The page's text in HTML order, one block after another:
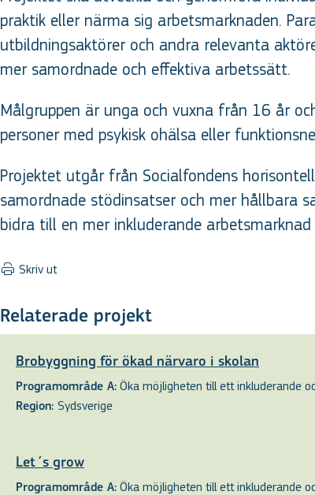
praktik eller närma sig arbetsmarknaden.
utbildningsaktörer och andra relevanta
mer samordnade och effektiva arbetssätt.
Målgruppen är unga och vuxna från 16 år
personer med psykisk ohälsa eller
Projektet utgår från Socialfondens
samordnade stödinsatser och mer hållbara
bidra till en mer inkluderande arbetsmarknad
Skriv ut
Relaterade projekt
Brobyggning för ökad närvaro i skolan
Programområde A: Öka möjligheten till ett inkluderande
Region: Sydsverige
Let´s grow
Programområde A: Öka möjligheten till ett inkluderande